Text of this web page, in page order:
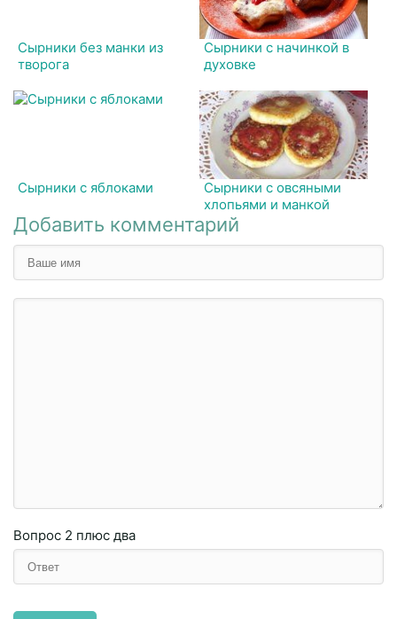
Сырники без манки из
творога
Сырники с начинкой в
духовке
Сырники с яблоками
Сырники с овсяными
хлопьями и манкой
Добавить комментарий
Вопрос 2 плюc двa